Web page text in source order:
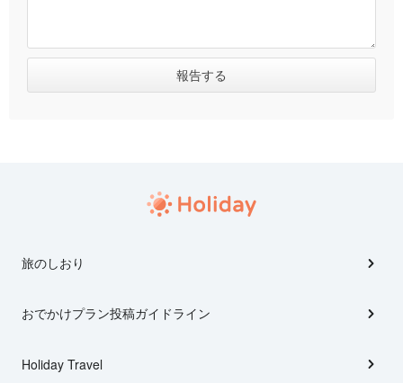
旅のしおり
おでかけプラン投稿ガイドライン
Holiday Travel